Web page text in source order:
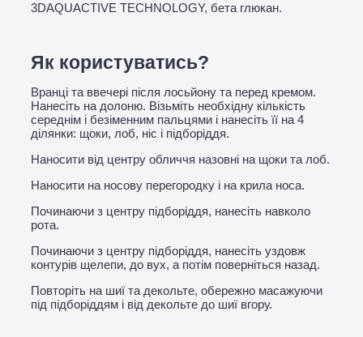
3DAQUACTIVE TECHNOLOGY, бета глюкан.
Як користуватись?
Вранці та ввечері після лосьйону та перед кремом.
Нанесіть на долоню. Візьміть необхідну кількість
середнім і безіменним пальцями і нанесіть її на 4
ділянки: щоки, лоб, ніс і підборіддя.
Наносити від центру обличчя назовні на щоки та лоб.
Наносити на носову перегородку і на крила носа.
Починаючи з центру підборіддя, нанесіть навколо
рота.
Починаючи з центру підборіддя, нанесіть уздовж
контурів щелепи, до вух, а потім поверніться назад.
Повторіть на шиї та декольте, обережно масажуючи
під підборіддям і від декольте до шиї вгору.